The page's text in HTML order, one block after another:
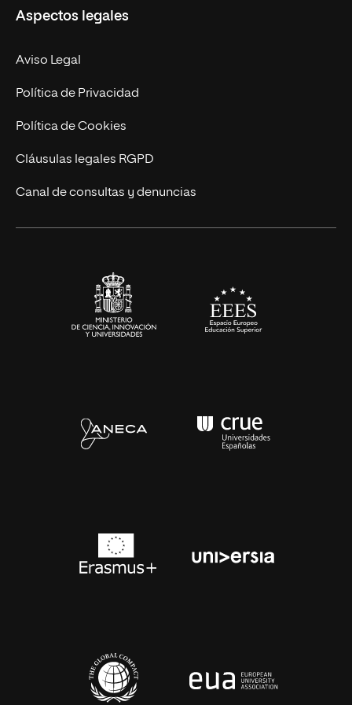
Doctorados
Experto Universitario
Postgrados
Cursos Universitarios
Facultades
Nuestro Equipo
Trabaja en UNIR
Actualidad
UNIR Revista
Eventos
Aspectos legales
Aviso Legal
Política de Privacidad
Política de Cookies
Cláusulas legales RGPD
Canal de consultas y denuncias